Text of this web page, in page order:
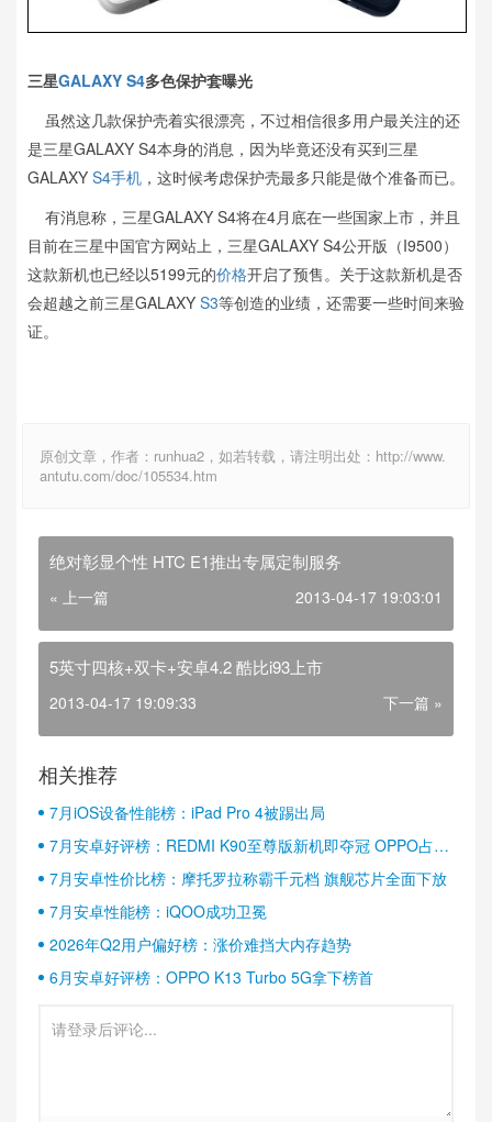
三星GALAXY S4多色保护套曝光
虽然这几款保护壳着实很漂亮，不过相信很多用户最关注的还
是三星GALAXY S4本身的消息，因为毕竟还没有买到三星
GALAXY S4手机 ，这时候考虑保护壳最多只能是做个准备而已。
有消息称，三星GALAXY S4将在4月底在一些国家上市，并且
目前在三星中国官方网站上，三星GALAXY S4公开版（I9500）
这款新机也已经以5199元的价格开启了预售。关于这款新机是否
会超越之前三星GALAXY S3等创造的业绩，还需要一些时间来验
证。
原创文章，作者：runhua2，如若转载，请注明出处：http://www.
antutu.com/doc/105534.htm
绝对彰显个性 HTC E1推出专属定制服务
« 上一篇 2013-04-17 19:03:01
5英寸四核+双卡+安卓4.2 酷比i93上市
2013-04-17 19:09:33 下一篇 »
相关推荐
7月iOS设备性能榜：iPad Pro 4被踢出局
7月安卓好评榜：REDMI K90至尊版新机即夺冠 OPPO占据
半壁江山
7月安卓性价比榜：摩托罗拉称霸千元档 旗舰芯片全面下放
7月安卓性能榜：iQOO成功卫冕
2026年Q2用户偏好榜：涨价难挡大内存趋势
6月安卓好评榜：OPPO K13 Turbo 5G拿下榜首